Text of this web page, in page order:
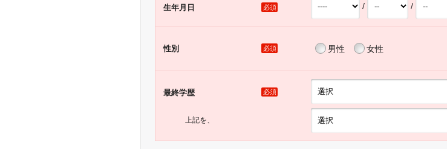
生年月日 必須 / /
性別 必須 男性 女性
最終学歴 必須
上記を、